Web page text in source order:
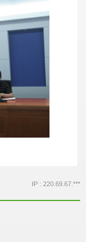
IP : 220.69.67.***